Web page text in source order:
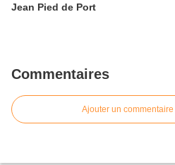
Jean Pied de Port
Commentaires
Ajouter un commentaire